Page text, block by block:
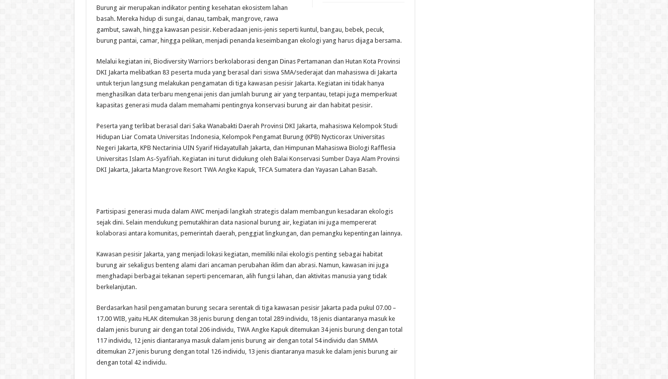
Burung air merupakan indikator penting kesehatan ekosistem lahan
basah. Mereka hidup di sungai, danau, tambak, mangrove, rawa
gambut, sawah, hingga kawasan pesisir. Keberadaan jenis-jenis seperti kuntul, bangau, bebek, pecuk,
burung pantai, camar, hingga pelikan, menjadi penanda keseimbangan ekologi yang harus dijaga bersama.
Melalui kegiatan ini, Biodiversity Warriors berkolaborasi dengan Dinas Pertamanan dan Hutan Kota Provinsi
DKI Jakarta melibatkan 83 peserta muda yang berasal dari siswa SMA/sederajat dan mahasiswa di Jakarta
untuk terjun langsung melakukan pengamatan di tiga kawasan pesisir Jakarta. Kegiatan ini tidak hanya
menghasilkan data terbaru mengenai jenis dan jumlah burung air yang terpantau, tetapi juga memperkuat
kapasitas generasi muda dalam memahami pentingnya konservasi burung air dan habitat pesisir.
Peserta yang terlibat berasal dari Saka Wanabakti Daerah Provinsi DKI Jakarta, mahasiswa Kelompok Studi
Hidupan Liar Comata Universitas Indonesia, Kelompok Pengamat Burung (KPB) Nycticorax Universitas
Negeri Jakarta, KPB Nectarinia UIN Syarif Hidayatullah Jakarta, dan Himpunan Mahasiswa Biologi Rafflesia
Universitas Islam As-Syafi’iah. Kegiatan ini turut didukung oleh Balai Konservasi Sumber Daya Alam Provinsi
DKI Jakarta, Jakarta Mangrove Resort TWA Angke Kapuk, TFCA Sumatera dan Yayasan Lahan Basah.
Partisipasi generasi muda dalam AWC menjadi langkah strategis dalam membangun kesadaran ekologis
sejak dini. Selain mendukung pemutakhiran data nasional burung air, kegiatan ini juga mempererat
kolaborasi antara komunitas, pemerintah daerah, penggiat lingkungan, dan pemangku kepentingan lainnya.
Kawasan pesisir Jakarta, yang menjadi lokasi kegiatan, memiliki nilai ekologis penting sebagai habitat
burung air sekaligus benteng alami dari ancaman perubahan iklim dan abrasi. Namun, kawasan ini juga
menghadapi berbagai tekanan seperti pencemaran, alih fungsi lahan, dan aktivitas manusia yang tidak
berkelanjutan.
Berdasarkan hasil pengamatan burung secara serentak di tiga kawasan pesisir Jakarta pada pukul 07.00 –
17.00 WIB, yaitu HLAK ditemukan 38 jenis burung dengan total 289 individu, 18 jenis diantaranya masuk ke
dalam jenis burung air dengan total 206 individu, TWA Angke Kapuk ditemukan 34 jenis burung dengan total
117 individu, 12 jenis diantaranya masuk dalam jenis burung air dengan total 54 individu dan SMMA
ditemukan 27 jenis burung dengan total 126 individu, 13 jenis diantaranya masuk ke dalam jenis burung air
dengan total 42 individu.